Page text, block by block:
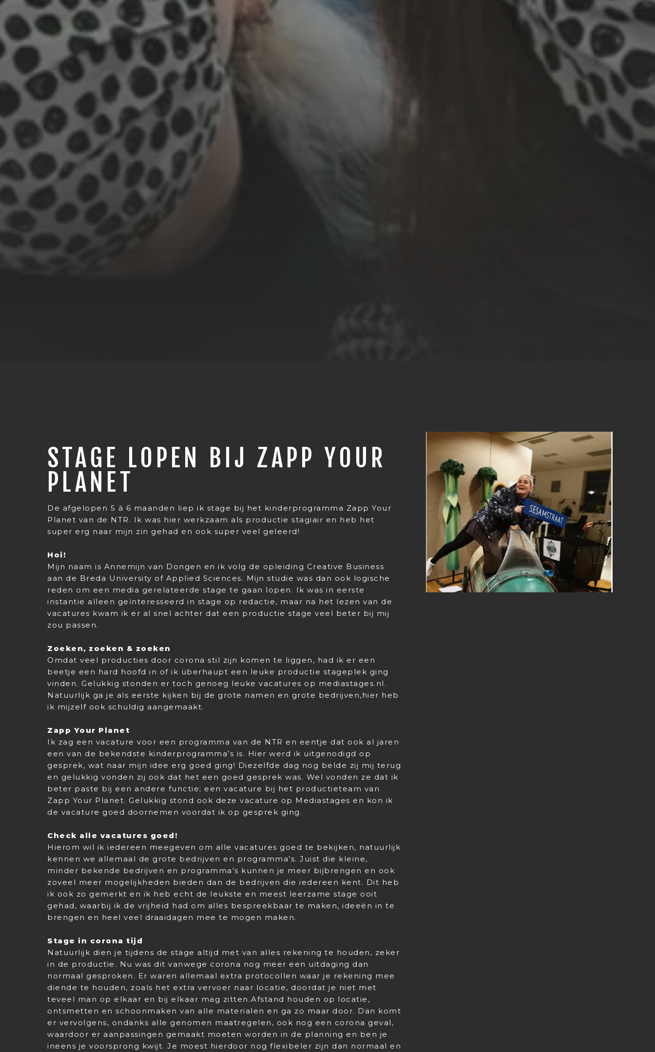
STAGE LOPEN BIJ ZAPP YOUR
PLANET
De afgelopen 5 à 6 maanden liep ik stage bij het kinderprogramma Zapp Your
Planet van de NTR. Ik was hier werkzaam als productie stagiair en heb het
super erg naar mijn zin gehad en ook super veel geleerd!
Hoi!
Mijn naam is Annemijn van Dongen en ik volg de opleiding Creative Business
aan de Breda University of Applied Sciences. Mijn studie was dan ook logische
reden om een media gerelateerde stage te gaan lopen. Ik was in eerste
instantie alleen geïnteresseerd in stage op redactie, maar na het lezen van de
vacatures kwam ik er al snel achter dat een productie stage veel beter bij mij
zou passen.
Zoeken, zoeken & zoeken
Omdat veel producties door corona stil zijn komen te liggen, had ik er een
beetje een hard hoofd in of ik überhaupt een leuke productie stageplek ging
vinden. Gelukkig stonden er toch genoeg leuke vacatures op mediastages.nl.
Natuurlijk ga je als eerste kijken bij de grote namen en grote bedrijven,hier heb
ik mijzelf ook schuldig aangemaakt.
Zapp Your Planet
Ik zag een vacature voor een programma van de NTR en eentje dat ook al jaren
een van de bekendste kinderprogramma’s is. Hier werd ik uitgenodigd op
gesprek, wat naar mijn idee erg goed ging! Diezelfde dag nog belde zij mij terug
en gelukkig vonden zij ook dat het een goed gesprek was. Wel vonden ze dat ik
beter paste bij een andere functie; een vacature bij het productieteam van
Zapp Your Planet. Gelukkig stond ook deze vacature op Mediastages en kon ik
de vacature goed doornemen voordat ik op gesprek ging.
Check alle vacatures goed!
Hierom wil ik iedereen meegeven om alle vacatures goed te bekijken, natuurlijk
kennen we allemaal de grote bedrijven en programma’s. Juist die kleine,
minder bekende bedrijven en programma’s kunnen je meer bijbrengen en ook
zoveel meer mogelijkheden bieden dan de bedrijven die iedereen kent. Dit heb
ik ook zo gemerkt en ik heb echt de leukste en meest leerzame stage ooit
gehad, waarbij ik de vrijheid had om alles bespreekbaar te maken, ideeën in te
brengen en heel veel draaidagen mee te mogen maken.
Stage in corona tijd
Natuurlijk dien je tijdens de stage altijd met van alles rekening te houden, zeker
in de productie. Nu was dit vanwege corona nog meer een uitdaging dan
normaal gesproken. Er waren allemaal extra protocollen waar je rekening mee
diende te houden, zoals het extra vervoer naar locatie, doordat je niet met
teveel man op elkaar en bij elkaar mag zitten.Afstand houden op locatie,
ontsmetten en schoonmaken van alle materialen en ga zo maar door. Dan komt
er vervolgens, ondanks alle genomen maatregelen, ook nog een corona geval,
waardoor er aanpassingen gemaakt moeten worden in de planning en ben je
ineens je voorsprong kwijt. Je moest hierdoor nog flexibeler zijn dan normaal en